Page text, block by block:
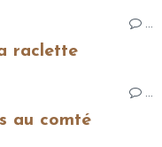
…
raclette
au comté